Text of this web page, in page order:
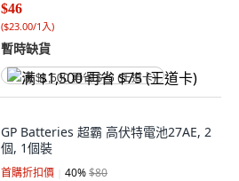
$46
($23.00/1入)
暫時缺貨
满 $1,500 再省 $75 (王道卡)
GP Batteries 超霸 高伏特電池27AE, 2
個, 1個裝
首購折扣價 40%$80